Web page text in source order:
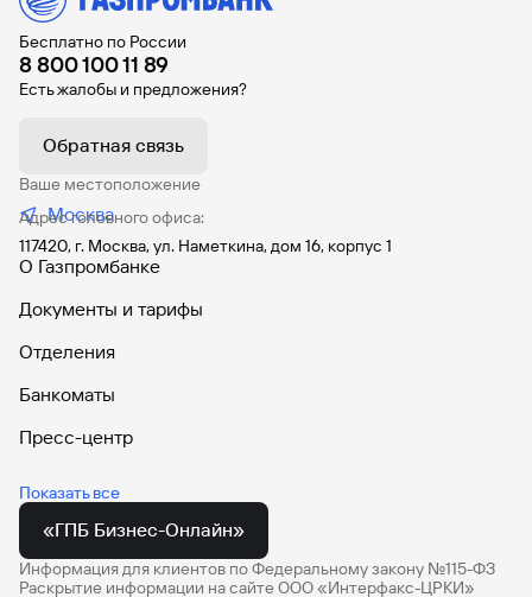
Интернет-эквайринг
Торговый эквайринг
СБП для приема платежей
Дополнительные счета
Комплексное управление денежными потоками
Онлайн-оплата таможенных платежей
Старт бизнеса онлайн
Брокерское обслуживание для юридических лиц
Инвестиции
Срочный рынок Московской биржи
Бесплатно по России
8 800 100 11 89
Есть жалобы и предложения?
Обратная связь
Ваше местоположение
Москва
Адрес головного офиса:
117420, г. Москва, ул. Наметкина, дом 16, корпус 1
О Газпромбанке
Документы и тарифы
Отделения
Банкоматы
Пресс-центр
Показать все
Кредитные карты
Вклады
«ГПБ Бизнес-Онлайн»
Информация для клиентов по Федеральному закону №115-ФЗ
Раскрытие информации на сайте ООО «Интерфакс-ЦРКИ»